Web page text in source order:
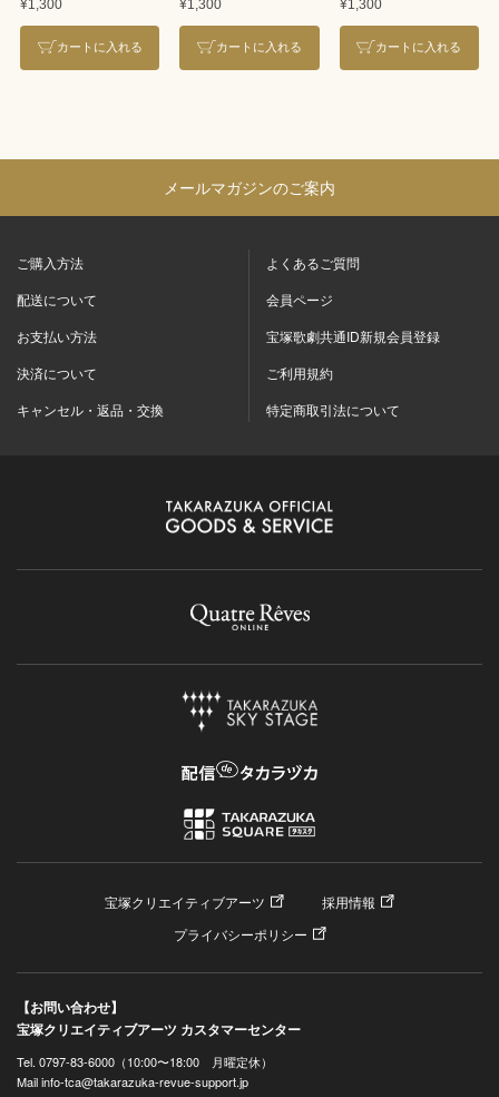
『Jubilee』＜花組
＞
¥1,300
カートに入れる
『愛，Love
Revue！』＜花組＞
¥1,300
カートに入れる
Love Revue！』＜
花組＞
¥1,300
カートに入れる
メールマガジンのご案内
ご購入方法
配送について
お支払い方法
決済について
キャンセル・返品・交換
よくあるご質問
会員ページ
宝塚歌劇共通ID新規会員登録
ご利用規約
特定商取引法について
宝塚クリエイティブアーツ
採用情報
プライバシーポリシー
【お問い合わせ】
宝塚クリエイティブアーツ カスタマーセンター
Tel. 0797-83-6000（10:00〜18:00 月曜定休）
Mail info-tca@takarazuka-revue-support.jp